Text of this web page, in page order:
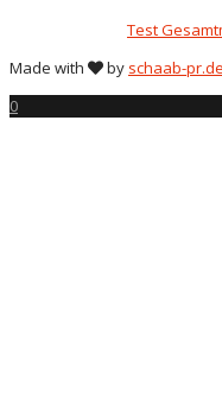
Test
Made with
by schaab-pr.de
0